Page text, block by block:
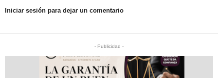
Iniciar sesión para dejar un comentario
- Publicidad -